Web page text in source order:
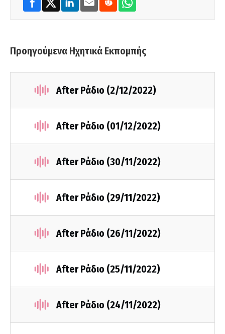
Προηγούμενα Ηχητικά Εκπομπής
After Ράδιο (2/12/2022)
After Ράδιο (01/12/2022)
After Ράδιο (30/11/2022)
After Ράδιο (29/11/2022)
After Ράδιο (26/11/2022)
After Ράδιο (25/11/2022)
After Ράδιο (24/11/2022)